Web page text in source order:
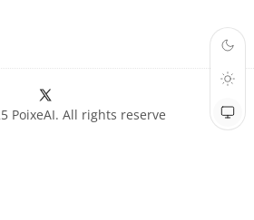
PoixeAI. All rights reserve